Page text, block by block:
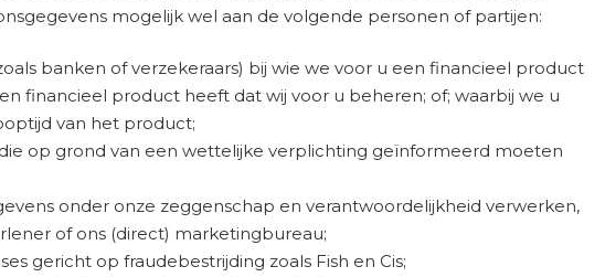
mogelijk wel aan de volgende personen of partijen:
banken of verzekeraars) bij wie we voor u een financieel product
financieel product heeft dat wij voor u beheren; of; waarbij we u
van het product;
op grond van een wettelijke verplichting geïnformeerd moeten
onder onze zeggenschap en verantwoordelijkheid verwerken,
of ons (direct) marketingbureau;
gericht op fraudebestrijding zoals Fish en Cis;